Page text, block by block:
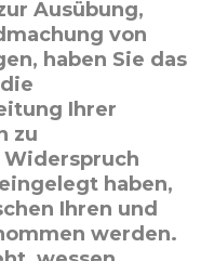
Ausübung,
von
haben Sie das
Ihrer
zu
Widerspruch
eingelegt haben,
Ihren und
werden.